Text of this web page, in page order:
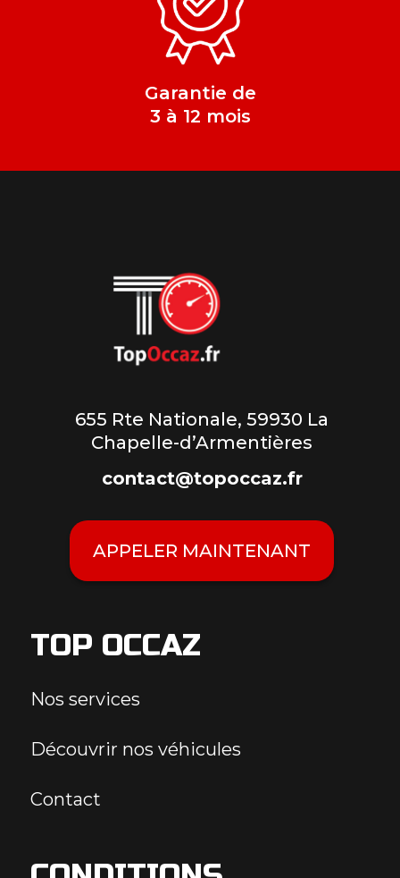
Garantie de
3 à 12 mois
655 Rte Nationale, 59930 La
Chapelle-d’Armentières
contact@topoccaz.fr
APPELER MAINTENANT
TOP OCCAZ
Nos services
Découvrir nos véhicules
Contact